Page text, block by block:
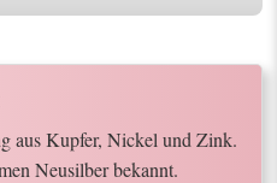
aus Kupfer, Nickel und Zink.
Neusilber bekannt.